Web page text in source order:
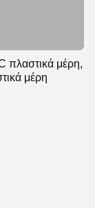
πλαστικά μέρη,
μέρη